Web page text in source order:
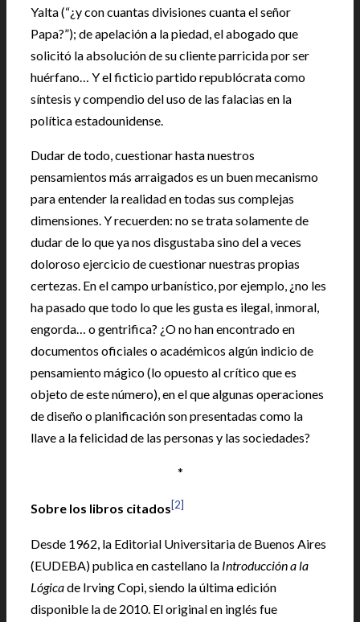
Yalta (“¿y con cuantas divisiones cuanta el señor
Papa?”); de apelación a la piedad, el abogado que
solicitó la absolución de su cliente parricida por ser
huérfano… Y el ficticio partido republócrata como
síntesis y compendio del uso de las falacias en la
política estadounidense.
Dudar de todo, cuestionar hasta nuestros
pensamientos más arraigados es un buen mecanismo
para entender la realidad en todas sus complejas
dimensiones. Y recuerden: no se trata solamente de
dudar de lo que ya nos disgustaba sino del a veces
doloroso ejercicio de cuestionar nuestras propias
certezas. En el campo urbanístico, por ejemplo, ¿no les
ha pasado que todo lo que les gusta es ilegal, inmoral,
engorda… o gentrifica? ¿O no han encontrado en
documentos oficiales o académicos algún indicio de
pensamiento mágico (lo opuesto al crítico que es
objeto de este número), en el que algunas operaciones
de diseño o planificación son presentadas como la
llave a la felicidad de las personas y las sociedades?
*
Sobre los libros citados[2]
Desde 1962, la Editorial Universitaria de Buenos Aires
(EUDEBA) publica en castellano la Introducción a la
Lógicade Irving Copi, siendo la última edición
disponible la de 2010. El original en inglés fue